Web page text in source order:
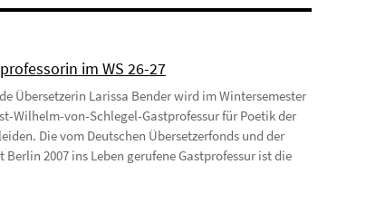
im WS 26-27
Übersetzerin Larissa Bender wird im Wintersemester
Wilhelm-von-Schlegel-Gastprofessur für Poetik der
Die vom Deutschen Übersetzerfonds und der
Berlin 2007 ins Leben gerufene Gastprofessur ist die